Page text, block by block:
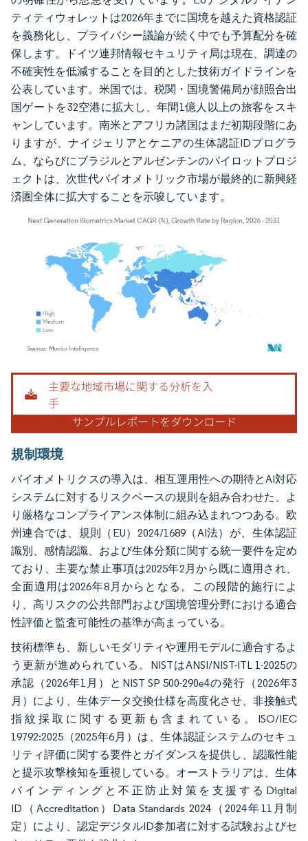
ティティウォレットは2026年までに国境を越えた資格認証
を義務化し、プライバシー議論が続く中でも予算配分を確
保します。ドイツ連邦情報セキュリティ局は現在、調達の
不確実性を低減することを目的とした技術ガイドラインを
公表しています。米国では、税関・国境警備局が顔照合出
国ゲートを32空港に拡大し、年間1億人以上の旅客をスキ
ャンしています。南米とアフリカ諸国はまだ初期段階にあ
りますが、ナイジェリアとケニアの生体認証IDプログラ
ム、ならびにブラジルとアルゼンチンのパイロットプロジ
ェクトは、次世代バイオメトリック市場が最終的に新興経
済圏全体に拡大することを示唆しています。
画像 © Mordor Intelligence。再利用にはCC BY 4.0の表示が必要です。
規制環境
バイオメトリクスの導入は、相互運用性への期待とAI対応
システムに対するリスクベースの規則を組み合わせた、よ
り厳格なコンプライアンス体制に組み込まれつつある。欧
州連合では、規則（EU）2024/1689（AI法）が、生体認証
識別、感情認識、および生体分類に関する統一要件を定め
ており、主要な禁止事項は2025年2月から既に適用され、
全面適用は2026年8月からとなる。この段階的施行によ
り、高リスクの公共部門および国境管理分野における適合
性評価と監査可能性の基準が高まっている。
技術標準も、新しいモダリティや運用モデルに適合するよ
う更新が進められている。NISTはANSI/NIST-ITL 1-2025の
承認（2026年1月）とNIST SP 500-290e4の発行（2026年3
月）により、生体データ交換仕様を高度化させ、非接触式
指紋採取に関する更新も含まれている。ISO/IEC
19792:2025（2025年6月）は、生体認証システムのセキュ
リティ評価に関する要件とガイダンスを提供し、認識性能
と提示攻撃検知を重視している。オーストラリアは、生体
バインディングと不正防止対策を支援するDigital
ID（Accreditation）Data Standards 2024（2024年11月制
定）により、認定デジタルID参加者に対する試験およびセ